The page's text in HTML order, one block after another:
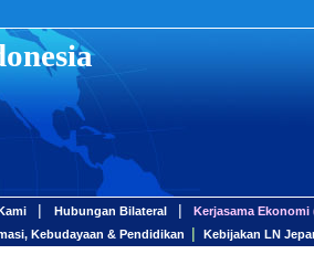
| Hubungan Bilateral | Kerjasama Ekonomi
Kebudayaan & Pendidikan
| Kebijakan LN